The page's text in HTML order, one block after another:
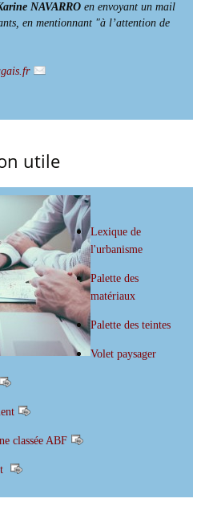
NAVARRO en envoyant un mail
en mentionnant "à l’attention de
utile
Lexique de
l'urbanisme
Palette des
matériaux
Palette des teintes
Volet paysager
classée ABF